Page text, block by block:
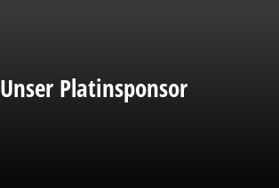
Unser Platinsponsor